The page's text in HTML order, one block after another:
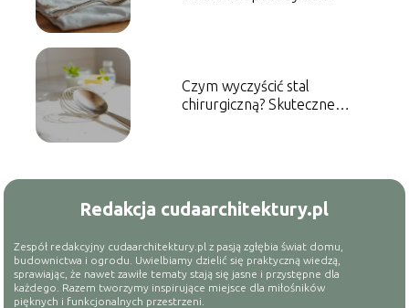
Czym wyczyścić stal
chirurgiczną? Skuteczne
Redakcja cudaarchitektury.pl
Zespół redakcyjny cudaarchitektury.pl z pasją zgłębia świat domu,
budownictwa i ogrodu. Uwielbiamy dzielić się praktyczną wiedzą,
sprawiając, że nawet zawiłe tematy stają się jasne i przystępne dla
każdego. Razem tworzymy inspirujące miejsce dla miłośników
pięknych i funkcjonalnych przestrzeni.